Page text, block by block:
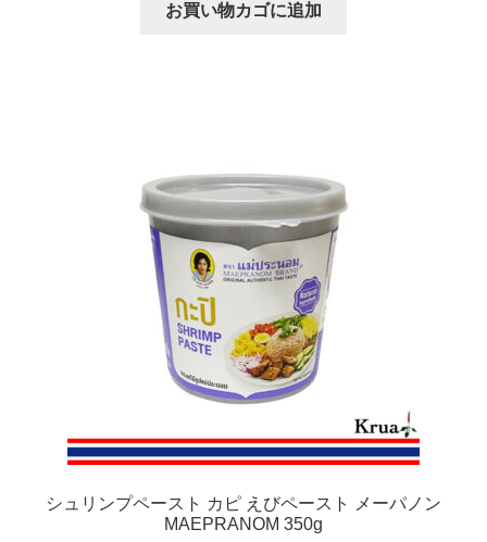
お買い物カゴに追加
シュリンプペースト カピ えびペースト メーパノン
MAEPRANOM 350g